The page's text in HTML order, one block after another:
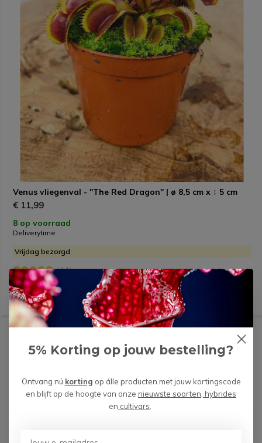
Venus vliegenval - "The Red Dragon" | ø 8,5 cm x ↕ 5 cm
€ 11,99
8 op voorraad
Deliverytime
Vrijdag bezorgd
(14)
5% Korting op jouw bestelling?
Ontvang nú korting op álle producten met jouw kortingscode
en blijft op de hoogte van onze nieuwste soorten, hybrides
en cultivars